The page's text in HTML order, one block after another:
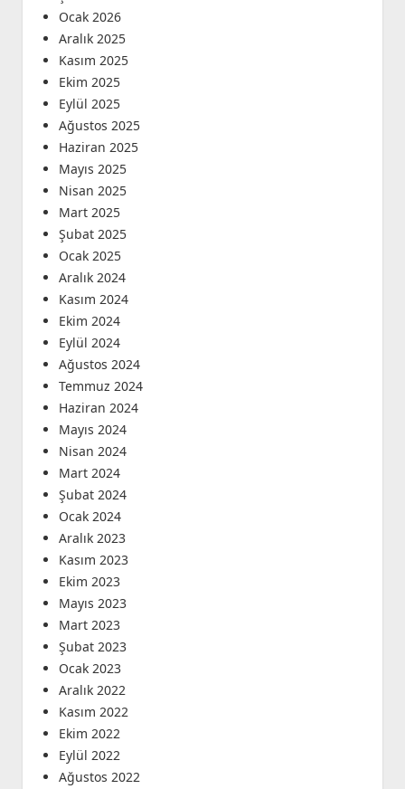
Ocak 2026
Aralık 2025
Kasım 2025
Ekim 2025
Eylül 2025
Ağustos 2025
Haziran 2025
Mayıs 2025
Nisan 2025
Mart 2025
Şubat 2025
Ocak 2025
Aralık 2024
Kasım 2024
Ekim 2024
Eylül 2024
Ağustos 2024
Temmuz 2024
Haziran 2024
Mayıs 2024
Nisan 2024
Mart 2024
Şubat 2024
Ocak 2024
Aralık 2023
Kasım 2023
Ekim 2023
Mayıs 2023
Mart 2023
Şubat 2023
Ocak 2023
Aralık 2022
Kasım 2022
Ekim 2022
Eylül 2022
Ağustos 2022